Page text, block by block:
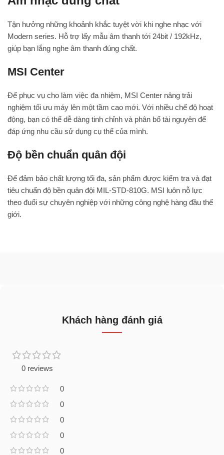
Tận hưởng những khoảnh khắc tuyệt vời khi nghe nhạc với
Modern series. Hỗ trợ lấy mẫu âm thanh tới 24bit / 192kHz,
giúp bạn lắng nghe âm thanh đúng chất.
MSI Center
Để phục vụ cho làm việc đa nhiệm, MSI Center nâng trải
nghiệm tối ưu máy lên một tầm cao mới. Với nhiều chế độ hoạt
động, bạn có thể dễ dàng tinh chỉnh và phân bổ tài nguyên để
đáp ứng nhu cầu sử dụng cụ thể của mình.
Độ bền chuẩn quân đội
Để đảm bảo chất lượng tối đa, sản phẩm được kiểm tra và đạt
tiêu chuẩn độ bền quân đội MIL-STD-810G. MSI luôn nỗ lực
theo đuổi sự chuyên nghiệp với những công nghệ hàng đầu thế
giới.
Khách hàng đánh giá
0 reviews
0
0
0
0
0